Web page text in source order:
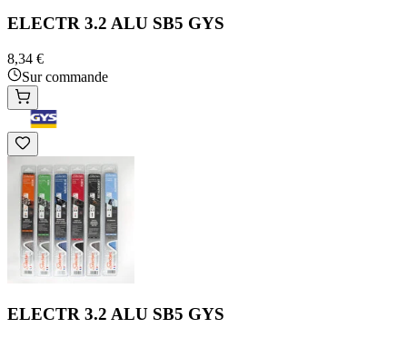
ELECTR 3.2 ALU SB5 GYS
8,34 €
Sur commande
ELECTR 3.2 ALU SB5 GYS